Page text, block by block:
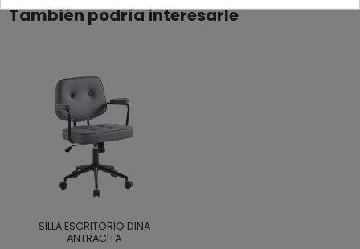
También podría interesarle
SILLA ESCRITORIO DINA
ANTRACITA